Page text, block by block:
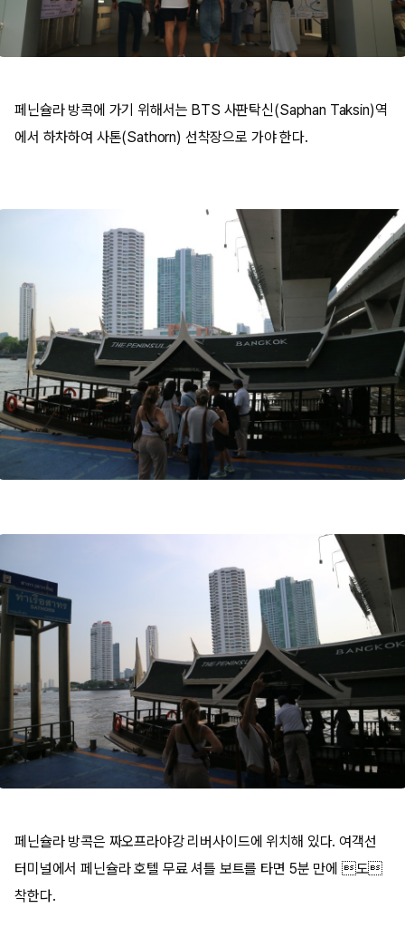
페닌슐라 방콕에 가기 위해서는 BTS 사판탁신(Saphan Taksin)역
에서 하차하여 사톤(Sathorn) 선착장으로 가야 한다.
페닌슐라 방콕은 짜오프라야강 리버사이드에 위치해 있다. 여객선
터미널에서 페닌슐라 호텔 무료 셔틀 보트를 타면 5분 만에 도
착한다.